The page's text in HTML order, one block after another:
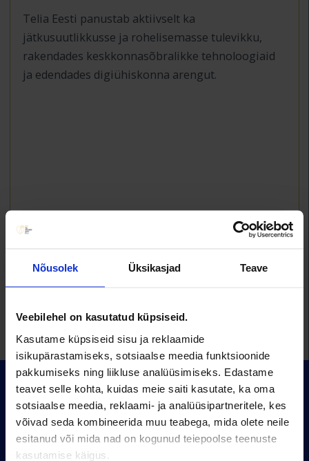
Nõusolek Üksikasjad Teave
Veebilehel on kasutatud küpsiseid.
Kasutame küpsiseid sisu ja reklaamide
isikupärastamiseks, sotsiaalse meedia funktsioonide
pakkumiseks ning liikluse analüüsimiseks. Edastame
teavet selle kohta, kuidas meie saiti kasutate, ka oma
sotsiaalse meedia, reklaami- ja analüüsipartneritele, kes
võivad seda kombineerida muu teabega, mida olete neile
esitanud või mida nad on kogunud teiepoolse teenuste
kasutamise käigus.
Telia Eesti panustab aktiivselt ka
jätkusuutlikkusse ja rohelisemasse tulevikku,
rakendades keskkonnasõbralikke tehnoloogiaid
ja edendades digiühiskonna arengut.